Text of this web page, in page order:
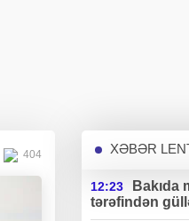
404 XƏBƏR
12:23
Bakıda
tərəfindən